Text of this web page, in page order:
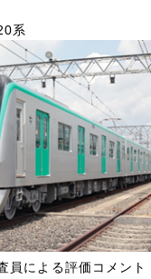
系
員による評価コメント